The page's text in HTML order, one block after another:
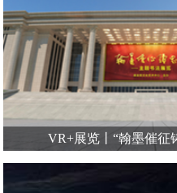
VR+展览丨“翰墨催征